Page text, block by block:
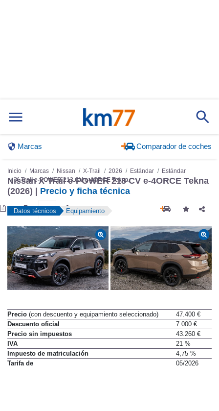
Marcas Comparador de coches
Inicio Marcas Nissan X-Trail 2026 Estándar
Estándar
X-Trail e-POWER 213 CV e-4ORCE Tekna
Nissan X-Trail e-POWER 213 CV e-4ORCE Tekna
(2026) | Precio y ficha técnica
Datos técnicos Equipamiento
Precio (con descuento y equipamiento seleccionado)
47.400 €
Descuento oficial
7.000 €
Precio sin impuestos
43.260 €
IVA
21 %
Impuesto de matriculación
4,75 %
Tarifa de
05/2026